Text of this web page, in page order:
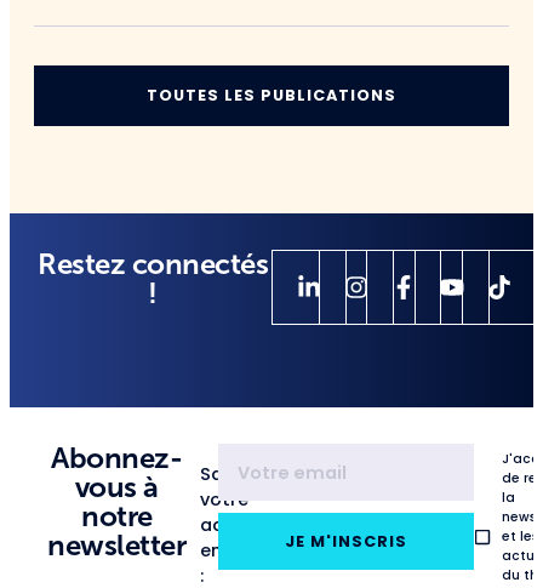
TOUTES LES PUBLICATIONS
Restez connectés
!
Abonnez-
vous à
notre
newsletter
Saisissez
votre
adresse
email
:
JE M'INSCRIS
de
la
et les
du